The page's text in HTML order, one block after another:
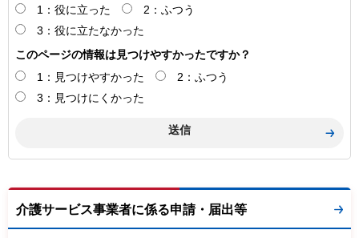
1：役に立った
2：ふつう
3：役に立たなかった
このページの情報は見つけやすかったですか？
1：見つけやすかった
2：ふつう
3：見つけにくかった
介護サービス事業者に係る申請・届出等